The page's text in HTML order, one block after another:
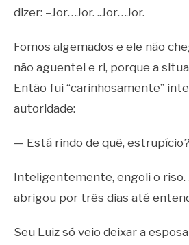
dizer: –Jor…Jor. ..Jor…Jor.
Fomos algemados e ele não
não aguentei e ri, porque a
Então fui “carinhosamente”
autoridade:
— Está rindo de quê, estrupício?
Inteligentemente, engoli o riso.
abrigou por três dias até
Seu Luiz só veio deixar a